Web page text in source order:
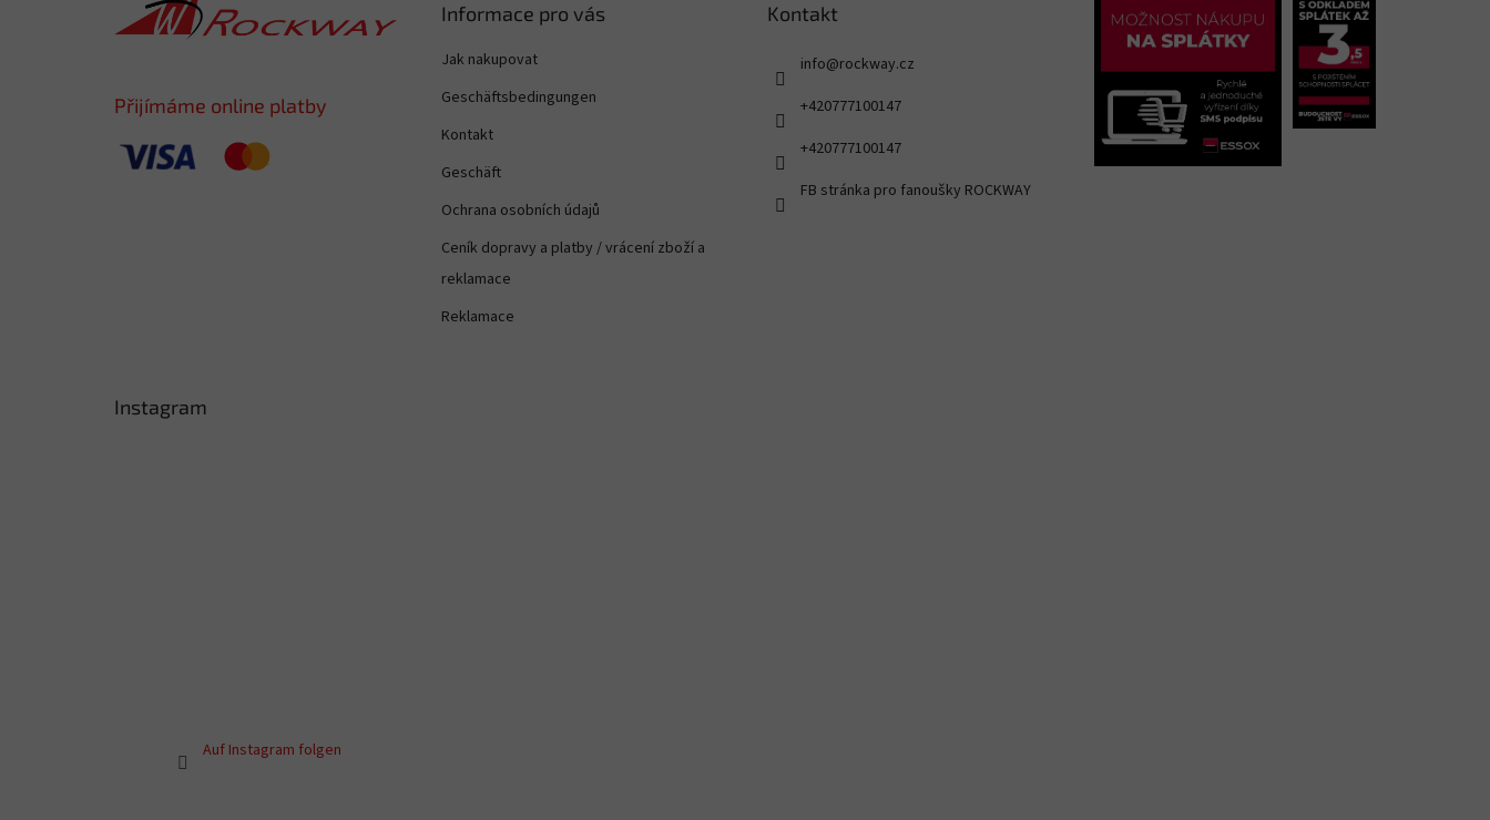
Přijímáme online platby
Informace pro vás
Jak nakupovat
Geschäftsbedingungen
Kontakt
Geschäft
Ochrana osobních údajů
Ceník dopravy a platby / vrácení zboží a
reklamace
Reklamace
Kontakt
info@rockway.cz
+420777100147
+420777100147
FB stránka pro fanoušky ROCKWAY
Instagram
Auf Instagram folgen